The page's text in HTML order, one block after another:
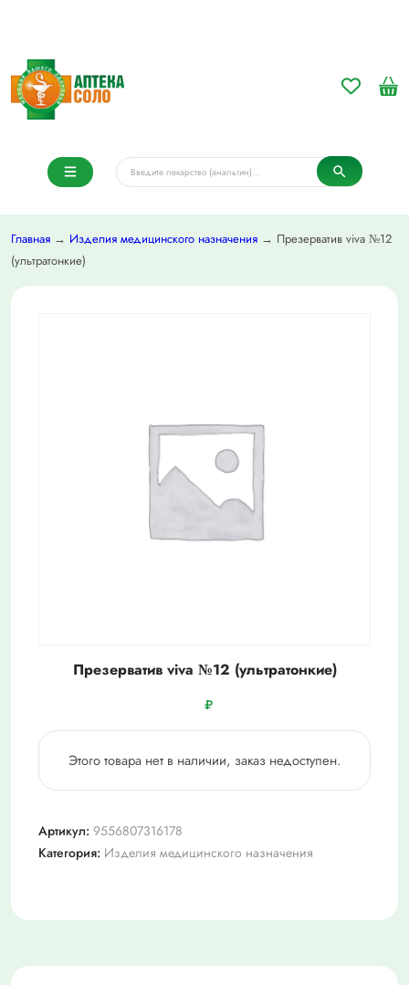
Главная → Изделия медицинского назначения → Презерватив viva №12
(ультратонкие)
Презерватив viva №12 (ультратонкие)
₽
Этого товара нет в наличии, заказ недоступен.
Артикул: 9556807316178
Категория: Изделия медицинского назначения